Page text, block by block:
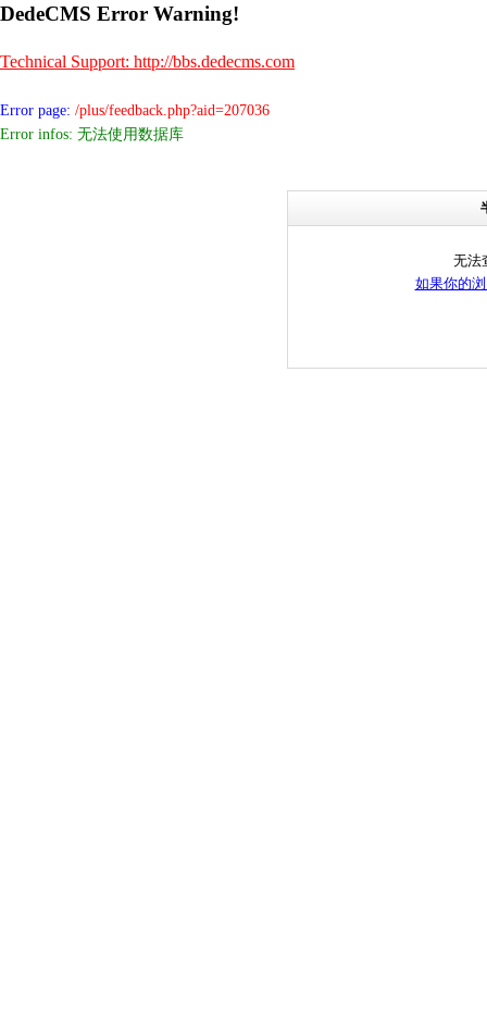
DedeCMS Error Warning!
Technical Support: http://bbs.dedecms.com
Error page: /plus/feedback.php?aid=207036
Error infos: 无法使用数据库
无法
如果你的